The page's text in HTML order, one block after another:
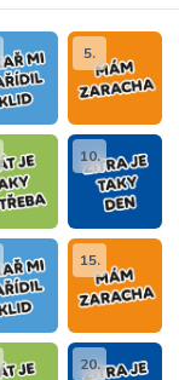
5.
10.
15.
20.